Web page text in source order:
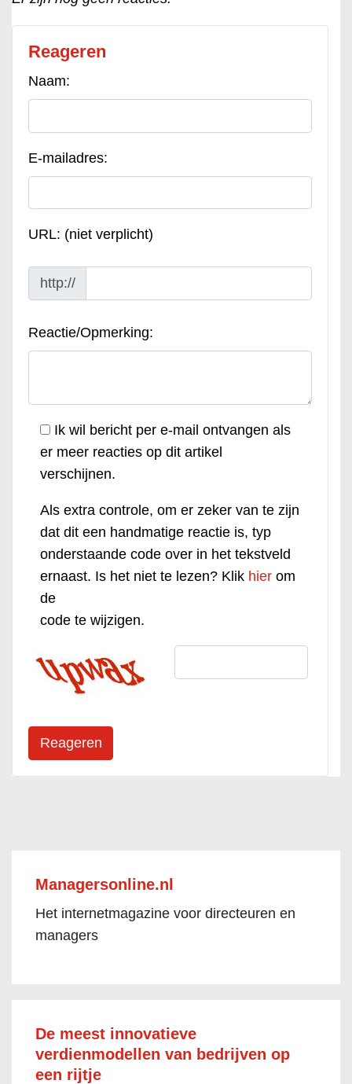
Reageren
Naam:
E-mailadres:
URL: (niet verplicht)
http://
Reactie/Opmerking:
Ik wil bericht per e-mail ontvangen als
er meer reacties op dit artikel
verschijnen.
Als extra controle, om er zeker van te zijn
dat dit een handmatige reactie is, typ
onderstaande code over in het tekstveld
ernaast. Is het niet te lezen? Klik hier om
de
code te wijzigen.
Managersonline.nl
Het internetmagazine voor directeuren en
managers
De meest innovatieve
verdienmodellen van bedrijven op
een rijtje